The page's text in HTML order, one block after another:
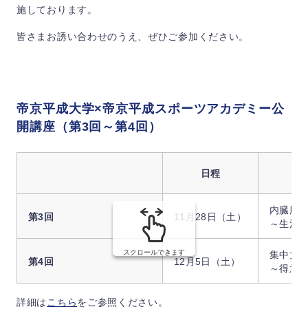
施しております。
皆さまお誘い合わせのうえ、ぜひご参加ください。
帝京平成大学×帝京平成スポーツアカデミー公
開講座（第3回～第4回）
日程
第3回 11月28日（土）
内臓脂
～生活
第4回 12月5日（土）
集中力
～得意
スクロールできます
詳細はこちらをご参照ください。